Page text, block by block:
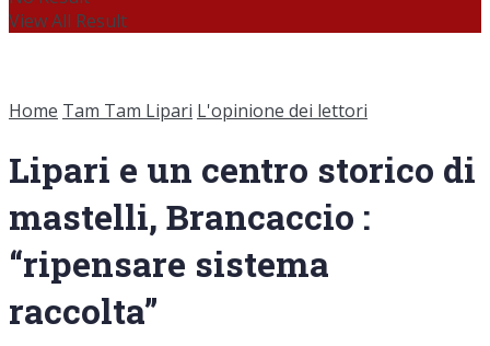
View All Result
Home Tam Tam Lipari L'opinione dei lettori
Lipari e un centro storico di
mastelli, Brancaccio :
“ripensare sistema
raccolta”